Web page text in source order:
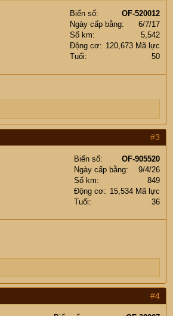
Biển số
OF-520012
Ngày cấp bằng
6/7/17
Số km
5,542
Động cơ
120,673 Mã lực
Tuổi
50
#3
Biển số
OF-905520
Ngày cấp bằng
9/4/26
Số km
849
Động cơ
15,534 Mã lực
Tuổi
36
#4